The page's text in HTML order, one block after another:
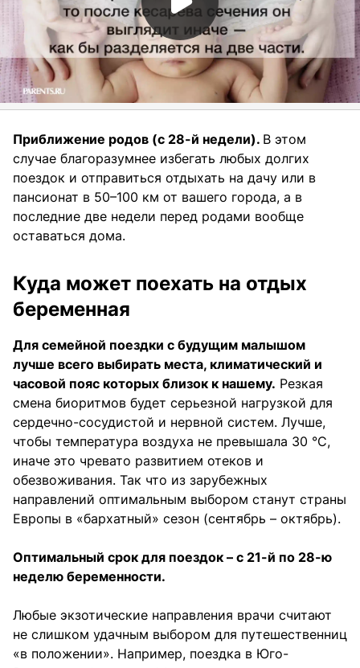
Приближение родов (с 28-й недели). В этом
случае благоразумнее избегать любых долгих
поездок и отправиться отдыхать на дачу или в
пансионат в 50–100 км от вашего города, а в
последние две недели перед родами вообще
оставаться дома.
Куда может поехать на отдых
беременная
Для семейной поездки с будущим малышом
лучше всего выбирать места, климатический и
часовой пояс которых близок к нашему. Резкая
смена биоритмов будет серьезной нагрузкой для
сердечно-сосудистой и нервной систем. Лучше,
чтобы температура воздуха не превышала 30 °C,
иначе это чревато развитием отеков и
обезвоживания. Так что из зарубежных
направлений оптимальным выбором станут страны
Европы в «бархатный» сезон (сентябрь – октябрь).
Оптимальный срок для поездок – с 21-й по 28-ю
неделю беременности.
Любые экзотические направления врачи считают
не слишком удачным выбором для путешественниц
«в положении». Например, поездка в Юго-